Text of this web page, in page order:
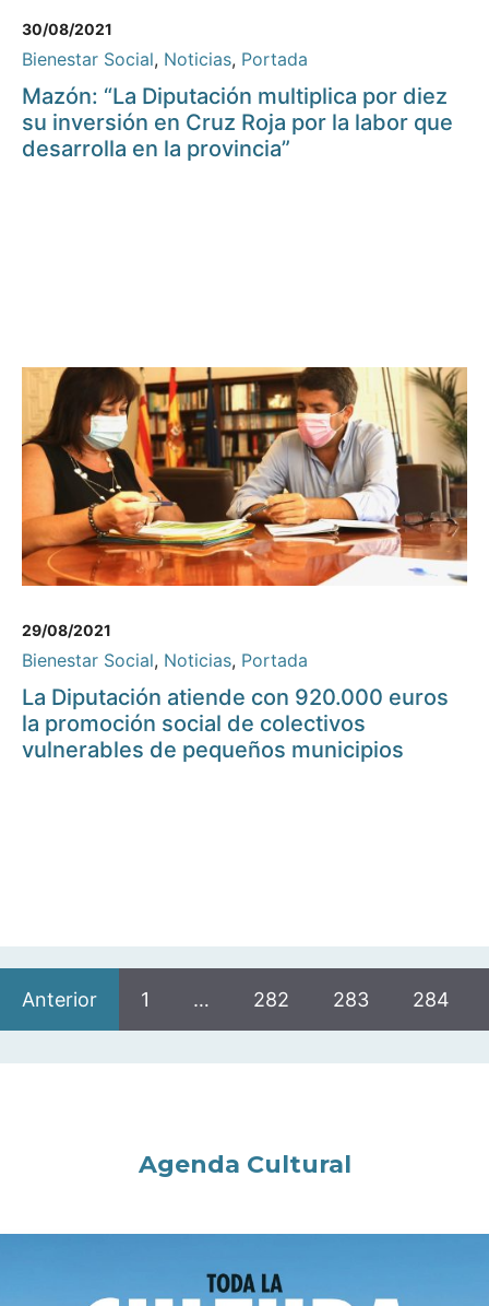
30/08/2021
Bienestar Social, Noticias, Portada
Mazón: “La Diputación multiplica por diez
su inversión en Cruz Roja por la labor que
desarrolla en la provincia”
29/08/2021
Bienestar Social, Noticias, Portada
La Diputación atiende con 920.000 euros
la promoción social de colectivos
vulnerables de pequeños municipios
Anterior 1 … 282 283 284
Agenda Cultural